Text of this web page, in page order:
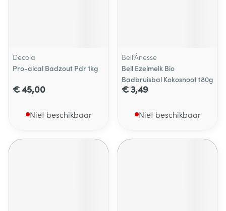
Decola
Pro-alcal Badzout Pdr 1kg
€ 45,00
Niet beschikbaar
Bell’Ânesse
Bell Ezelmelk Bio
Badbruisbal Kokosnoot 180g
€ 3,49
Niet beschikbaar